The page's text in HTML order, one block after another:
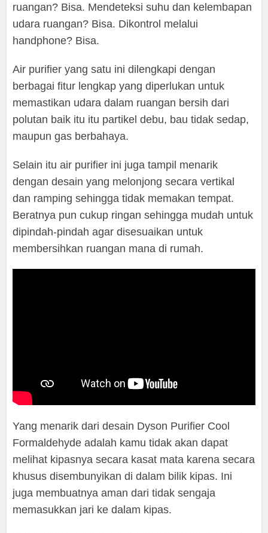
ruangan? Bisa. Mendeteksi suhu dan kelembapan
udara ruangan? Bisa. Dikontrol melalui
handphone? Bisa.
Air purifier yang satu ini dilengkapi dengan
berbagai fitur lengkap yang diperlukan untuk
memastikan udara dalam ruangan bersih dari
polutan baik itu itu partikel debu, bau tidak sedap,
maupun gas berbahaya.
Selain itu air purifier ini juga tampil menarik
dengan desain yang melonjong secara vertikal
dan ramping sehingga tidak memakan tempat.
Beratnya pun cukup ringan sehingga mudah untuk
dipindah-pindah agar disesuaikan untuk
membersihkan ruangan mana di rumah.
Yang menarik dari desain Dyson Purifier Cool
Formaldehyde adalah kamu tidak akan dapat
melihat kipasnya secara kasat mata karena secara
khusus disembunyikan di dalam bilik kipas. Ini
juga membuatnya aman dari tidak sengaja
memasukkan jari ke dalam kipas.